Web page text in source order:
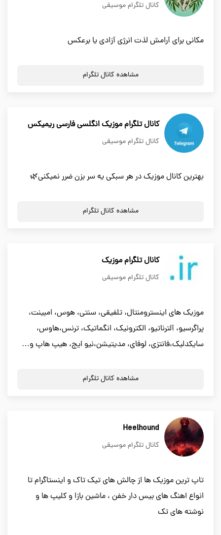
کانال تلگرام موسیقی
مکانی برای آرامش لذت انرژی آزادی یا برعکس
مشاهده کانال تلگرام
کانال تلگرام موزیک انگلسی فارسی ریمیکس
کانال تلگرام موسیقی
بهترین کانال موزیک در هر سبکی یه سر بزن ضرر نمیکنی🌿
مشاهده کانال تلگرام
کانال تلگرام موزیک
کانال تلگرام موسیقی
موزیک های اینسترومنتال، تلفیقی، سنتی، هوس، امبینت،
پراگرسیو، آلترناتیو، الکترونیک، انگماتیک، ترنس،هاوس،
سایکدلیک،فانتزی، لوفای، مدیتیشن،نیو ایج، هیپ هاپ و…
مشاهده کانال تلگرام
Heelhound
کانال تلگرام موسیقی
تاپ ترین موزیک ها از چالش های تیک تاک و اینستاگرام تا
انواع اهنگ های بیس دار خفن ، ماشین بازا و کلیپ ها و
نوشته های تک